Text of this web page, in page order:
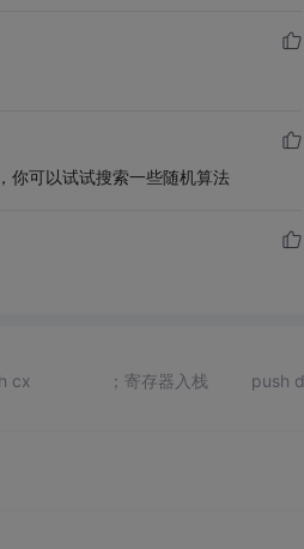
你可以试试搜索一些随机算法
；寄存器入栈 push d